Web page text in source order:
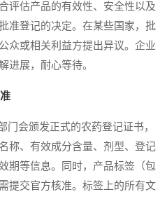
评估产品的有效性、安全性以及
准登记的决定。在某些国家，批
众或相关利益方提出异议。企业
进展，耐心等待。
会颁发正式的农药登记证书，
称、有效成分含量、剂型、登记
期等信息。同时，产品标签（包
提交官方核准。标签上的所有文